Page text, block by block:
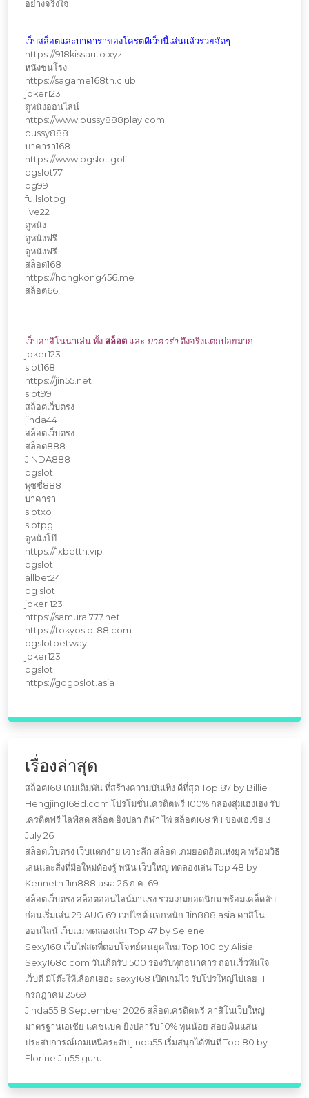
อย่างจริงใจ
เว็บสล็อตและบาคาร่าของโครตดีเว็บนี้เล่นแล้วรวยจัดๆ
https://918kissauto.xyz
หนังชนโรง
https://sagame168th.club
joker123
ดูหนังออนไลน์
https://www.pussy888play.com
pussy888
บาคาร่า168
https://www.pgslot.golf
pgslot77
pg99
fullslotpg
live22
ดูหนัง
ดูหนังฟรี
ดูหนังฟรี
สล็อต168
https://hongkong456.me
สล็อต66
เว็บคาสิโนน่าเล่น ทั้ง สล็อต และ บาคาร่าตึงจริงแตกบ่อยมาก
joker123
slot168
https://jin55.net
slot99
สล็อตเว็บตรง
jinda44
สล็อตเว็บตรง
สล็อต888
JINDA888
pgslot
พุซซี่888
บาคาร่า
slotxo
slotpg
ดูหนังโป๊
https://1xbetth.vip
pgslot
allbet24
pg slot
joker 123
https://samurai777.net
https://tokyoslot88.com
pgslotbetway
joker123
pgslot
https://gogoslot.asia
เรื่องล่าสุด
สล็อต168 เกมเดิมพัน ที่สร้างความบันเทิง ดีที่สุด Top 87 by Billie
Hengjing168d.com โปรโมชั่นเครดิตฟรี 100% กล่องสุ่มเฮงเฮง รับ
เครดิตฟรี ไลฟ์สด สล็อต ยิงปลา กีฬา ไพ่ สล็อต168 ที่ 1 ของเอเชีย 3
July 26
สล็อตเว็บตรง เว็บแตกง่าย เจาะลึก สล็อต เกมยอดฮิตแห่งยุค พร้อมวิธี
เล่นและสิ่งที่มือใหม่ต้องรู้ พนัน เว็บใหญ่ ทดลองเล่น Top 48 by
Kenneth Jin888.asia 26 ก.ค. 69
สล็อตเว็บตรง สล็อตออนไลน์มาแรง รวมเกมยอดนิยม พร้อมเคล็ดลับ
ก่อนเริ่มเล่น 29 AUG 69 เวปไซต์ แจกหนัก Jin888.asia คาสิโน
ออนไลน์ เว็บแม่ ทดลองเล่น Top 47 by Selene
Sexy168 เว็บไพ่สดที่ตอบโจทย์คนยุคใหม่ Top 100 by Alisia
Sexy168c.com วันเกิดรับ 500 รองรับทุกธนาคาร ถอนเร็วทันใจ
เว็บดี มีโต๊ะให้เลือกเยอะ sexy168 เปิดเกมไว รับโปรใหญ่ไปเลย 11
กรกฎาคม 2569
Jinda55 8 September 2026 สล็อตเครดิตฟรี คาสิโนเว็บใหญ่
มาตรฐานเอเชีย แคชแบค ยิงปลารับ 10% ทุนน้อย สอยเงินแสน
ประสบการณ์เกมเหนือระดับ jinda55 เริ่มสนุกได้ทันที Top 80 by
Florine Jin55.guru